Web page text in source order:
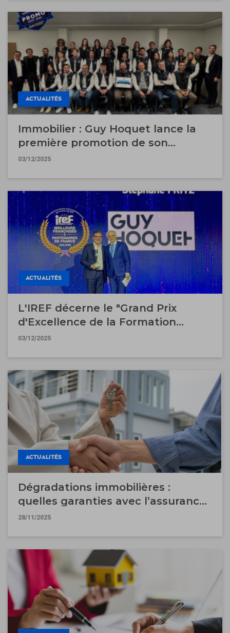
ACTUALITÉS
Immobilier : Guy Hoquet lance la
première promotion de son
Bachelor "Vendeur Expert" au sein
03/12/2025
ACTUALITÉS
L'IREF décerne le "Grand Prix
d'Excellence de la Formation
Interne 2025" à Guy Hoquet
03/12/2025
ACTUALITÉS
Dégradations immobilières :
quelles garanties avec l’assurance
garantie des loyers impayés ?
28/11/2025